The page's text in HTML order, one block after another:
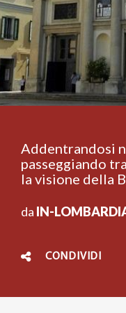
Addentrandosi
passeggiando
la visione della
da IN-
CONDIVIDI